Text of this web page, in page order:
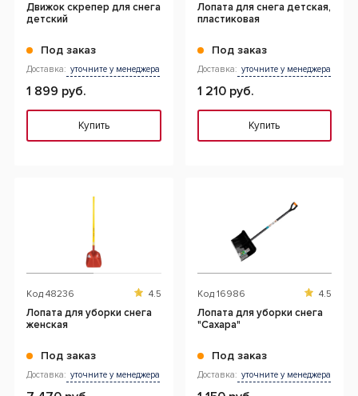
Движок скрепер для снега
детский
Под заказ
Доставка: уточните у менеджера
1 899 руб.
Купить
Лопата для снега детская,
пластиковая
Под заказ
Доставка: уточните у менеджера
1 210 руб.
Купить
Код 48236 4.5
Лопата для уборки снега
женская
Под заказ
Доставка: уточните у менеджера
Код 16986 4.5
Лопата для уборки снега
"Сахара"
Под заказ
Доставка: уточните у менеджера